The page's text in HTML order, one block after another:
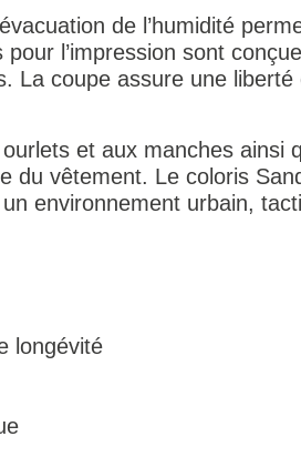
de l’humidité
l’impression sont
La coupe assure une
et aux manches ainsi
du vêtement. Le coloris
environnement urbain,
longévité